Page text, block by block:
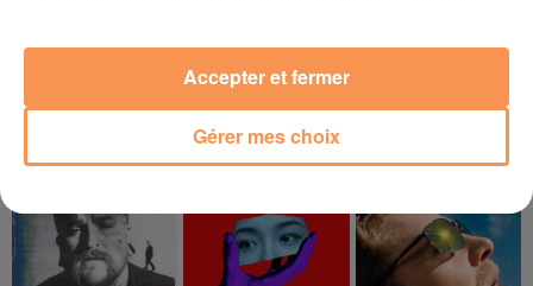
LE TOP
Gérer mes choix
Accepter et fermer